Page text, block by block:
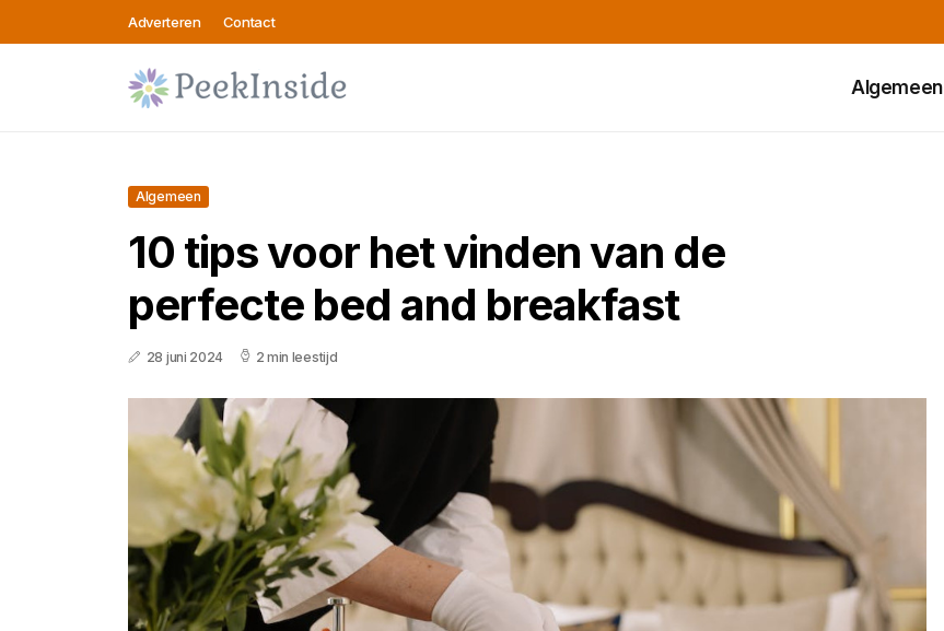
Adverteren Contact
Algemeen
Algemeen
10 tips voor het vinden van de
perfecte bed and breakfast
28 juni 2024 2 min leestijd